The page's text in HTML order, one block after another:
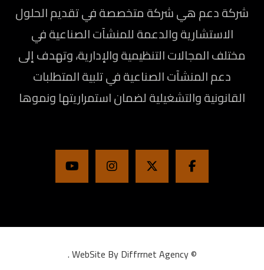
شركة دعم هي شركة متخصصة في تقديم الحلول
الاستشارية والدعمة للمنشآت الصناعية في
مختلف المجالات التنظيمية والإدارية، وتهدف إلى
دعم المنشآت الصناعية في تلبية المتطلبات
القانونية والتشغيلية لضمان استمراريتها ونموها
©
WebSite By Diffrrnet Agency
.